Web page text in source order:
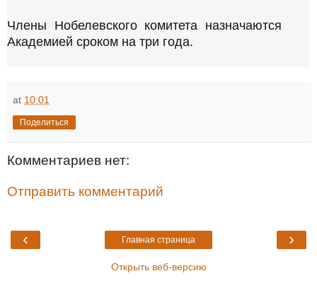
Члены Нобелевского комитета назначаются
Академией сроком на три года.
at 10:01
Поделиться
Комментариев нет:
Отправить комментарий
‹ ›
Главная страница
Открыть веб-версию